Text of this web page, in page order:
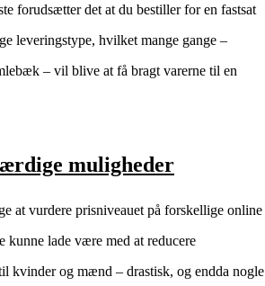
forudsætter det at du bestiller for en fastsat
leveringstype, hvilket mange gange –
– vil blive at få bragt varerne til en
muligheder
at vurdere prisniveauet på forskellige online
kunne lade være med at reducere
kvinder og mænd – drastisk, og endda nogle